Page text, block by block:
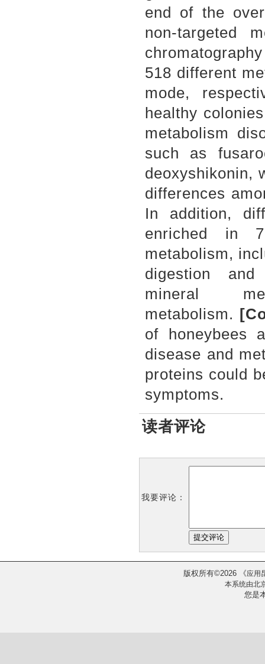
end of the
non-targeted
518 different
mode,
healthy
metabolism
such as
deoxyshikonin,
differences
In addition,
enriched in
metabolism,
digestion and
mineral
metabolism.
of honeybees
disease and
proteins could
symptoms.
读者评论
我要评论：
版权所有©2026 《应用
本系统由北
您是